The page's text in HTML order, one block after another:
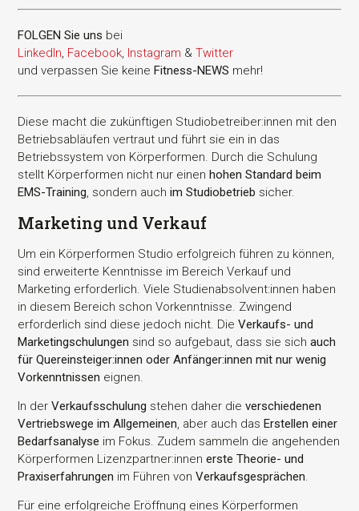
FOLGEN Sie uns bei
LinkedIn, Facebook, Instagram &Twitter
und verpassen Sie keineFitness-NEWS mehr!
Diese macht die zukünftigen Studiobetreiber:innen mit den
Betriebsabläufen vertraut und führt sie ein in das
Betriebssystem von Körperformen. Durch die Schulung
stellt Körperformen nicht nur einenhohen Standard beim
EMS-Training, sondern auchim Studiobetrieb sicher.
Marketing und Verkauf
Um ein Körperformen Studio erfolgreich führen zu können,
sind erweiterte Kenntnisse im Bereich Verkauf und
Marketing erforderlich. Viele Studienabsolvent:innen haben
in diesem Bereich schon Vorkenntnisse. Zwingend
erforderlich sind diese jedoch nicht. DieVerkaufs- und
Marketingschulungen sind so aufgebaut, dass sie sichauch
für Quereinsteiger:innen oder Anfänger:innen mit nur wenig
Vorkenntnissen eignen.
In derVerkaufsschulung stehen daher dieverschiedenen
Vertriebswege im Allgemeinen, aber auch dasErstellen einer
Bedarfsanalyse im Fokus. Zudem sammeln die angehenden
Körperformen Lizenzpartner:innenerste Theorie- und
Praxiserfahrungen im Führen vonVerkaufsgesprächen.
Für eine erfolgreiche Eröffnung eines Körperformen